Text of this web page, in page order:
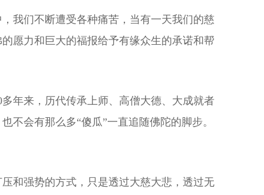
我们不断遭受各种痛苦，当有一天我们的慈
愿力和巨大的福报给予有缘众生的承诺和帮
年来，历代传承上师、高僧大德、大成就者
不会有那么多“傻瓜”一直追随佛陀的脚步。
和强势的方式，只是透过大慈大悲，透过无